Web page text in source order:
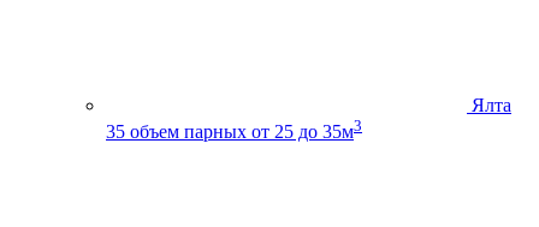
Ялта
35 объем парных от 25 до 35м3